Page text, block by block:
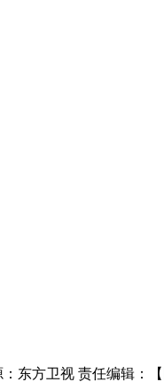
：东方卫视 责任编辑：【